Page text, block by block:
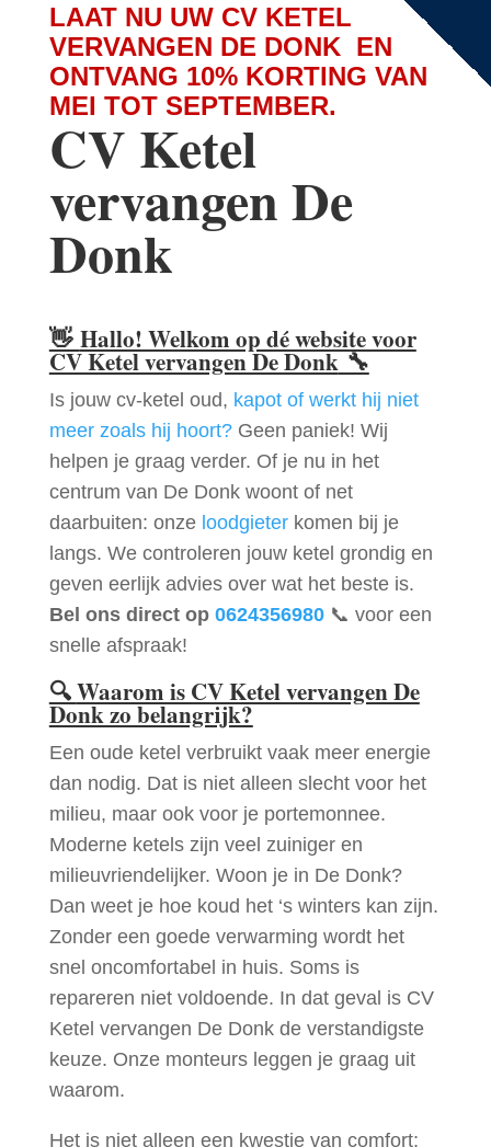
LAAT NU UW CV KETEL
VERVANGEN DE DONK EN
ONTVANG 10% KORTING VAN
MEI TOT SEPTEMBER.
CV Ketel
vervangen De
Donk
👋 Hallo! Welkom op dé website voor
CV Ketel vervangen De Donk🔧
Is jouw cv-ketel oud, kapot of werkt hij niet
meer zoals hij hoort?Geen paniek! Wij
helpen je graag verder. Of je nu in het
centrum van De Donk woont of net
daarbuiten: onze loodgieterkomen bij je
langs. We controleren jouw ketel grondig en
geven eerlijk advies over wat het beste is.
Bel ons direct op 0624356980📞 voor een
snelle afspraak!
🔍Waarom is CV Ketel vervangen De
Donk zo belangrijk?
Een oude ketel verbruikt vaak meer energie
dan nodig. Dat is niet alleen slecht voor het
milieu, maar ook voor je portemonnee.
Moderne ketels zijn veel zuiniger en
milieuvriendelijker. Woon je in De Donk?
Dan weet je hoe koud het ‘s winters kan zijn.
Zonder een goede verwarming wordt het
snel oncomfortabel in huis. Soms is
repareren niet voldoende. In dat geval is CV
Ketel vervangen De Donk de verstandigste
keuze. Onze monteurs leggen je graag uit
waarom.
Het is niet alleen een kwestie van comfort;